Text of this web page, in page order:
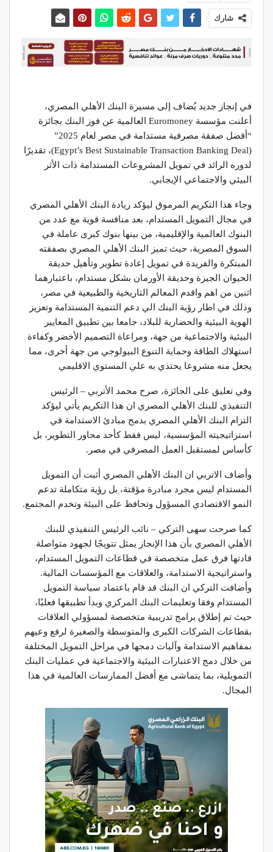
شارك
في إنجاز جديد يُضاف إلى مسيرة البنك الأهلي المصري،
أعلنت مؤسسة Euromoney العالمية عن فوز البنك بجائزة
“أفضل صفقة مصرفية مستدامة في مصر لعام 2025”
(Egypt’s Best Sustainable Transaction Banking Deal)، تقديرًا
لدوره الرائد في تمويل المشروعات المستدامة ذات الأثر
البيئي والاجتماعي الإيجابي.
وجاء هذا التكريم المرموق ليؤكد ريادة البنك الأهلي المصري
في مجال التمويل المستدام، بعد منافسة قوية مع عدد من
البنوك العالمية والإقليمية، من بينها بنوك كبرى عاملة في
السوق المصرية، حيث تميز البنك الأهلي المصري بصفقته
المبتكرة والفريدة في تمويل إعادة تطوير وتأهيل حديقة
الحيوان الجيزة وحديقة الأورمان بشكل مستدام، باعتبارهما
اثنين من اهم واقدم المعالم التاريخية والطبيعية في مصر،
وذلك في اطار رؤية البنك الي دعم التنمية المستدامة وتعزيز
الهوية البيئية والحضارية للبلاد، جامعا بين تطبيق المعايير
البيئية والاجتماعية من جهة، ومراعاة التصميم الأخضر وكفاءة
استهلاك الطاقة وحماية التنوع البيولوجي من جهة أخرى، مما
يجعل منه مشروعا يحتذي به علي المستوي الاقليمي
وفي تعليق على الجائزة، صرح محمد الأتربي – الرئيس
التنفيذي للبنك الأهلي المصري ان هذا التكريم يأتي ليؤكد
التزام البنك الأهلي المصري بدمج مبادئ الاستدامة في
استراتيجيته المؤسسية، ليس فقط كأحد محاور التطوير، بل
كأساس لمستقبل العمل المصرفي في مصر.
وأضاف الاتربي ان البنك الأهلي المصري أثبت أن التمويل
المستدام ليس مجرد مبادرة مؤقتة، بل رؤية متكاملة تدعم
النمو الاقتصادي المسؤول وتحافظ على البيئة وتخدم المجتمع.
كما صرحت سهى التركي – نائب الرئيس التنفيذي للبنك
الأهلي المصري بأن هذا الإنجاز يمثل تتويجًا لجهود متواصلة
قادتها فرق عمل متخصصة في قطاعات التمويل المستدام،
واستراتيجية الاستدامة، والعلاقات مع المؤسسات المالية.
وأضافت التركي ان البنك قد قام باعتماد سياسة التمويل
المستدام وفقا وتعليمات البنك المركزي وبدأ تطبيقها فعليًا،
حيث تم إطلاق برامج تدريبية متخصصة لمسؤولي العلاقات
بقطاعات الشركات الكبرى والمتوسطة والصغيرة لرفع وعيهم
بمفاهيم الاستدامة وآليات دمجها في مراحل التمويل المختلفة
من خلال دمج الاعتبارات البيئية والاجتماعية في عمليات البنك
التمويلية، بما يتماشى مع أفضل الممارسات العالمية في هذا
المجال.